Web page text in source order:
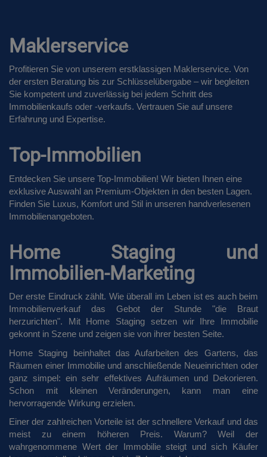
Maklerservice
Profitieren Sie von unserem erstklassigen Maklerservice. Von
der ersten Beratung bis zur Schlüsselübergabe – wir begleiten
Sie kompetent und zuverlässig bei jedem Schritt des
Immobilienkaufs oder -verkaufs. Vertrauen Sie auf unsere
Erfahrung und Expertise.
Top-Immobilien
Entdecken Sie unsere Top-Immobilien! Wir bieten Ihnen eine
exklusive Auswahl an Premium-Objekten in den besten Lagen.
Finden Sie Luxus, Komfort und Stil in unseren handverlesenen
Immobilienangeboten.
Home Staging und
Immobilien-Marketing
Der erste Eindruck zählt. Wie überall im Leben ist es auch beim
Immobilienverkauf das Gebot der Stunde "die Braut
herzurichten". Mit Home Staging setzen wir Ihre Immobilie
gekonnt in Szene und zeigen sie von ihrer besten Seite.
Home Staging beinhaltet das Aufarbeiten des Gartens, das
Räumen einer Immobilie und anschließende Neueinrichten oder
ganz simpel: ein sehr effektives Aufräumen und Dekorieren.
Schon mit kleinen Veränderungen, kann man eine
hervorragende Wirkung erzielen.
Einer der zahlreichen Vorteile ist der schnellere Verkauf und das
meist zu einem höheren Preis. Warum? Weil der
wahrgenommene Wert der Immobilie steigt und sich Käufer